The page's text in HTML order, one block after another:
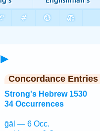
►
Concordance Entries
Strong's Hebrew 1530
34 Occurrences
ḡāl — 6 Occ.